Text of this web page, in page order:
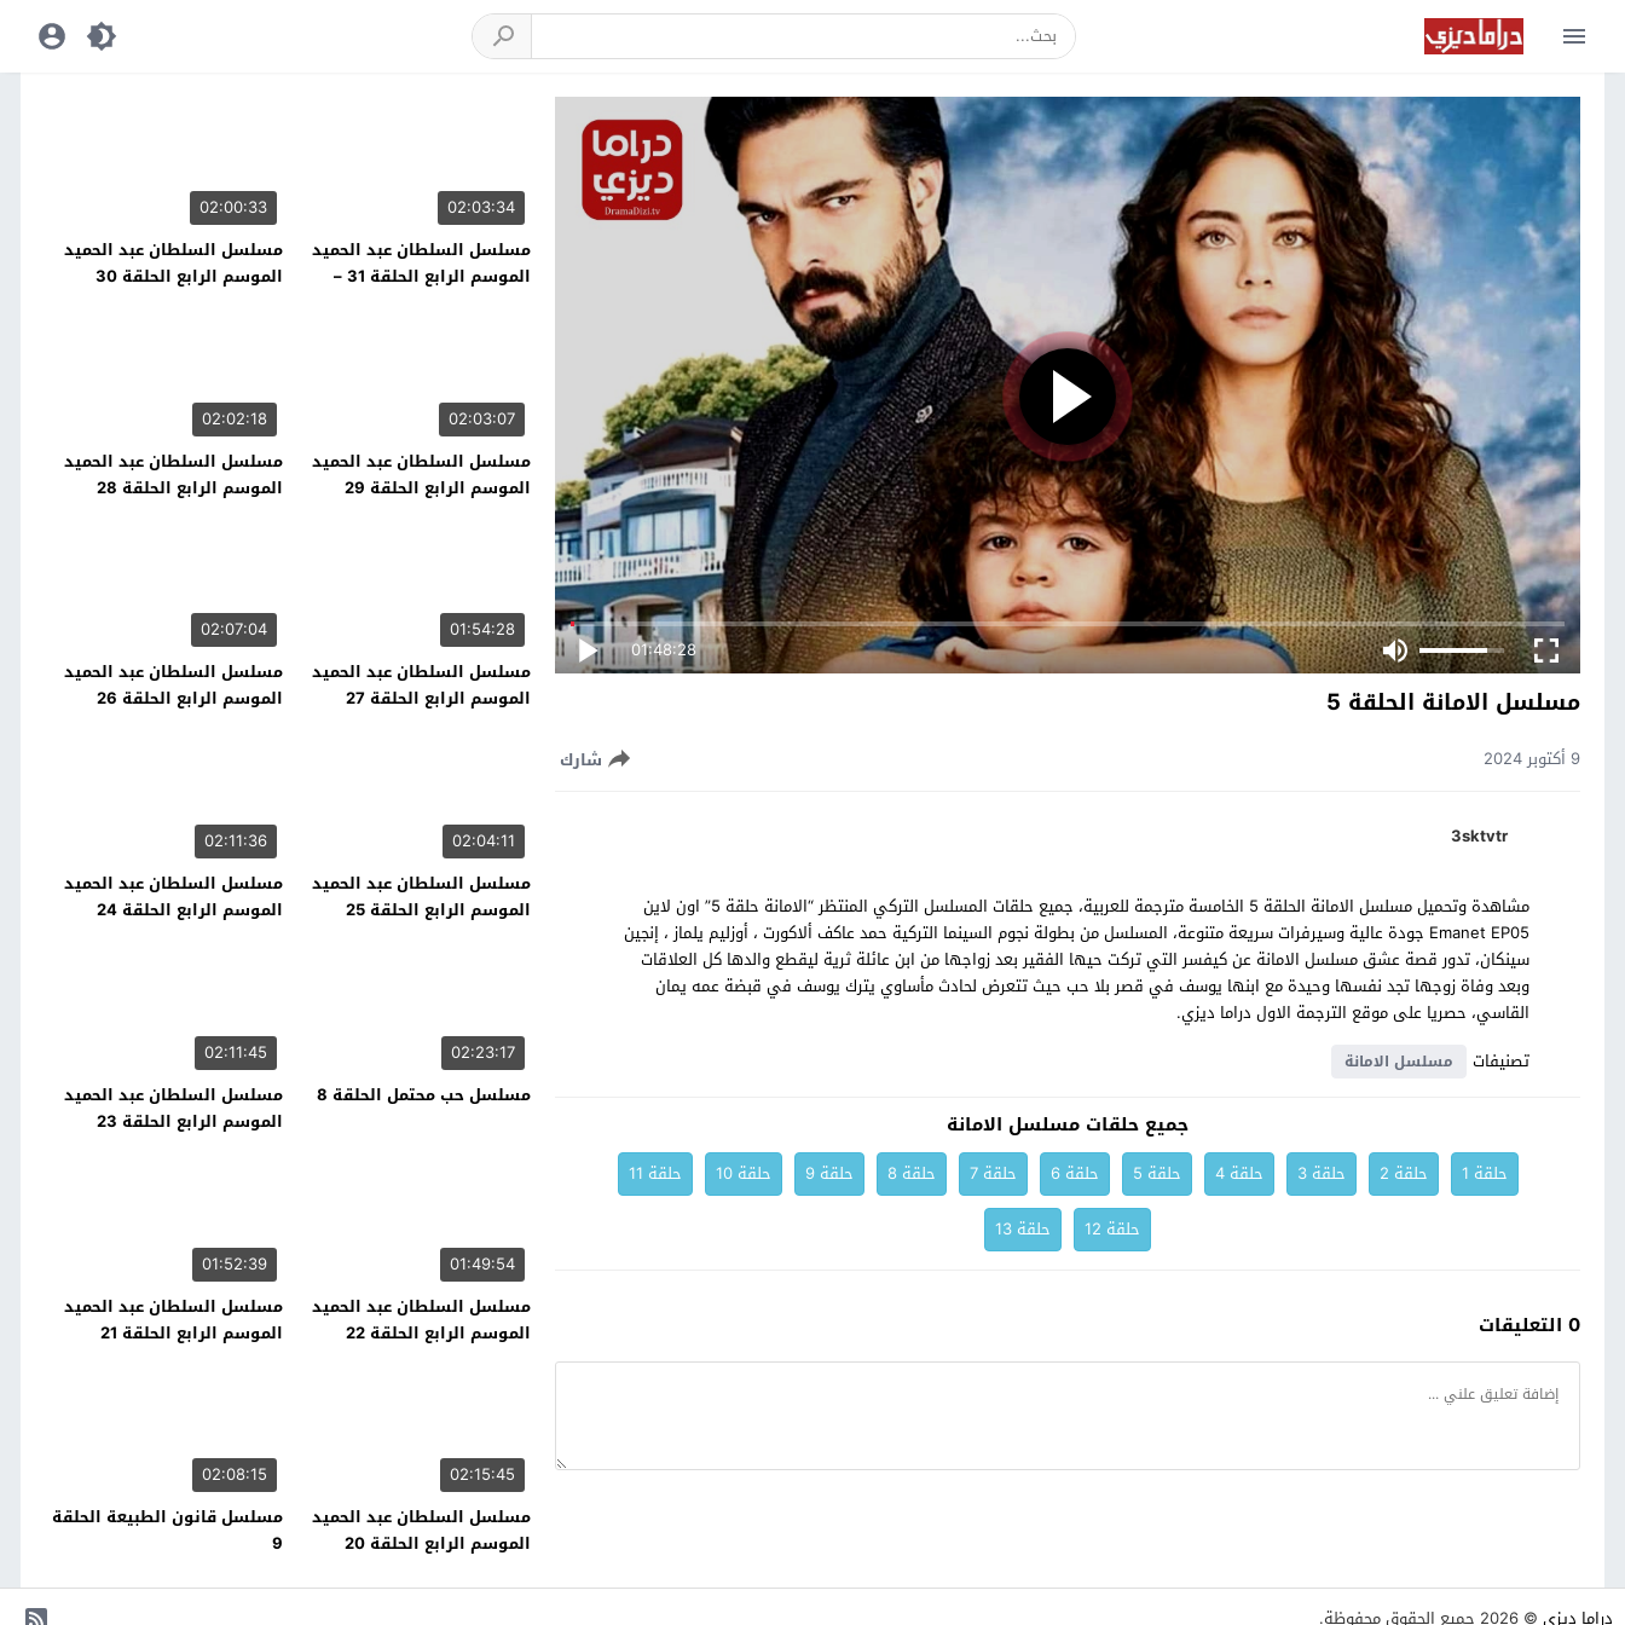
01:48:28
مسلسل الامانة الحلقة 5
9 أكتوبر 2024 شارك
3sktvtr
مشاهدة وتحميل مسلسل الامانة الحلقة 5 الخامسة مترجمة للعربية، جميع حلقات المسلسل التركي المنتظر “الامانة حلقة 5” اون لاين
Emanet EP05 جودة عالية وسيرفرات سريعة متنوعة، المسلسل من بطولة نجوم السينما التركية حمد عاكف ألاكورت ، أوزليم يلماز ، إنجين
سينكان، تدور قصة عشق مسلسل الامانة عن كيفسر التي تركت حيها الفقير بعد زواجها من ابن عائلة ثرية ليقطع والدها كل العلاقات
وبعد وفاة زوجها تجد نفسها وحيدة مع ابنها يوسف في قصر بلا حب حيث تتعرض لحادث مأساوي يترك يوسف في قبضة عمه يمان
القاسي، حصريا على موقع الترجمة الاول دراما ديزي.
تصنيفات
مسلسل الامانة
جميع حلقات مسلسل الامانة
حلقة 1 حلقة 2 حلقة 3 حلقة 4 حلقة 5 حلقة 6 حلقة 7 حلقة 8 حلقة 9 حلقة 10
حلقة 11
حلقة 12
حلقة 13
0 التعليقات
02:03:34
مسلسل السلطان عبد الحميد
الموسم الرابع الحلقة 31 –
02:00:33
مسلسل السلطان عبد الحميد
الموسم الرابع الحلقة 30
02:03:07
مسلسل السلطان عبد الحميد
الموسم الرابع الحلقة 29
02:02:18
مسلسل السلطان عبد الحميد
الموسم الرابع الحلقة 28
01:54:28
مسلسل السلطان عبد الحميد
الموسم الرابع الحلقة 27
02:07:04
مسلسل السلطان عبد الحميد
الموسم الرابع الحلقة 26
02:04:11
مسلسل السلطان عبد الحميد
الموسم الرابع الحلقة 25
02:11:36
مسلسل السلطان عبد الحميد
الموسم الرابع الحلقة 24
02:23:17
مسلسل حب محتمل الحلقة 8
02:11:45
مسلسل السلطان عبد الحميد
الموسم الرابع الحلقة 23
01:49:54
مسلسل السلطان عبد الحميد
الموسم الرابع الحلقة 22
01:52:39
مسلسل السلطان عبد الحميد
الموسم الرابع الحلقة 21
02:15:45
مسلسل السلطان عبد الحميد
الموسم الرابع الحلقة 20
02:08:15
مسلسل قانون الطبيعة الحلقة
9
دراما ديزي © 2026 جميع الحقوق محفوظة.